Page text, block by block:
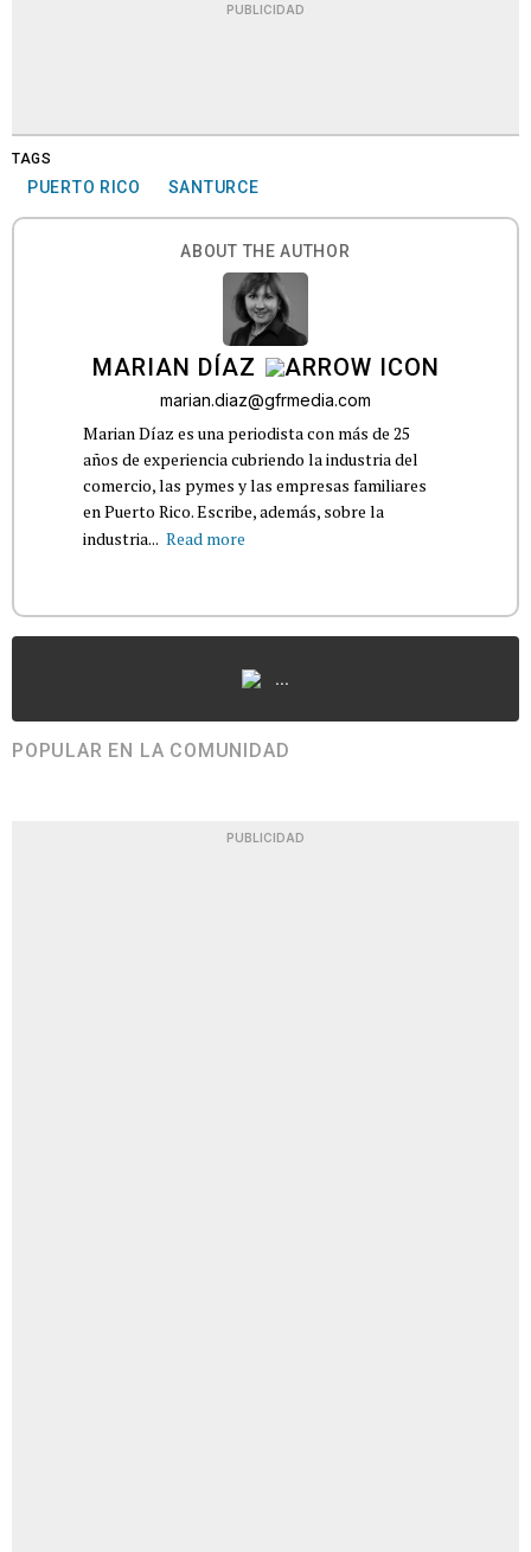
PUBLICIDAD
TAGS
PUERTO RICO SANTURCE
ABOUT THE AUTHOR
MARIAN DÍAZ
marian.diaz@gfrmedia.com
Marian Díaz es una periodista con más de 25
años de experiencia cubriendo la industria del
comercio, las pymes y las empresas familiares
en Puerto Rico. Escribe, además, sobre la
industria... Read more
...
POPULAR EN LA COMUNIDAD
PUBLICIDAD